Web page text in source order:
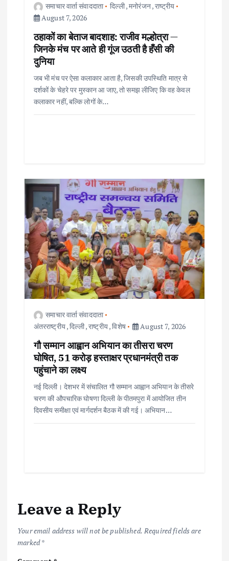
समाचार वार्ता संवाददाता दिल्ली,मनोरंजन,राष्ट्रीय
August 7, 2026
ठहाकों का बेताज बादशाह: राजीव मल्होत्रा —
जिनके मंच पर आते ही गूंज उठती है हँसी की
दुनिया
जब भी मंच पर ऐसा कलाकार आता है, जिसकी उपस्थिति मात्र से
दर्शकों के चेहरे पर मुस्कान आ जाए, तो समझ लीजिए कि वह केवल
कलाकार नहीं, बल्कि लोगों के…
समाचार वार्ता संवाददाता
अंतरराष्ट्रीय,दिल्ली,राष्ट्रीय,विशेष August 7, 2026
गौ सम्मान आह्वान अभियान का तीसरा चरण
घोषित, 51 करोड़ हस्ताक्षर प्रधानमंत्री तक
पहुंचाने का लक्ष्य
नई दिल्ली। देशभर में संचालित गौ सम्मान आह्वान अभियान के तीसरे
चरण की औपचारिक घोषणा दिल्ली के पीतमपुरा में आयोजित तीन
दिवसीय समीक्षा एवं मार्गदर्शन बैठक में की गई। अभियान…
Leave a Reply
Your email address will not be published. Required fields are
marked*